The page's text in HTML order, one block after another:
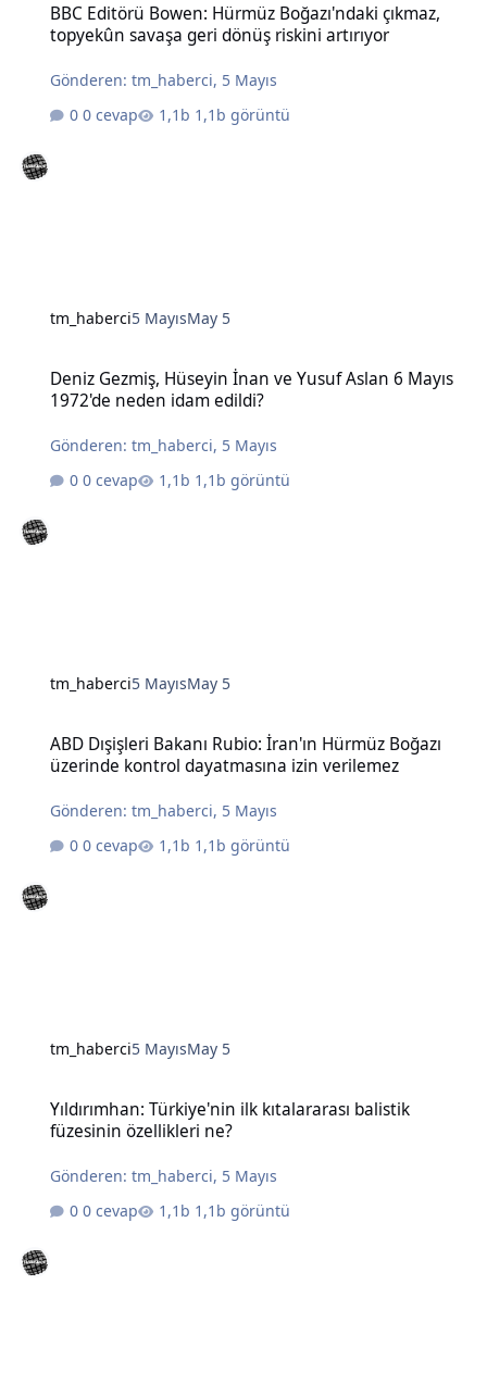
BBC Editörü Bowen: Hürmüz Boğazı'ndaki çıkmaz,
topyekûn savaşa geri dönüş riskini artırıyor
Gönderen:tm_haberci, 5 Mayıs
0 cevap
1,1b görüntü
tm_haberci5 MayısMay 5
Deniz Gezmiş, Hüseyin İnan ve Yusuf Aslan 6 Mayıs
1972'de neden idam edildi?
Gönderen:tm_haberci, 5 Mayıs
0 cevap
1,1b görüntü
tm_haberci5 MayısMay 5
ABD Dışişleri Bakanı Rubio: İran'ın Hürmüz Boğazı
üzerinde kontrol dayatmasına izin verilemez
Gönderen:tm_haberci, 5 Mayıs
0 cevap
1,1b görüntü
tm_haberci5 MayısMay 5
Yıldırımhan: Türkiye'nin ilk kıtalararası balistik
füzesinin özellikleri ne?
Gönderen:tm_haberci, 5 Mayıs
0 cevap
1,1b görüntü